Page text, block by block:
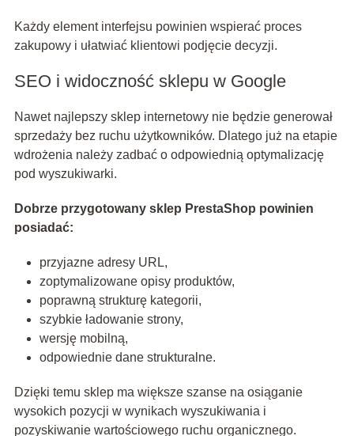
Każdy element interfejsu powinien wspierać proces
zakupowy i ułatwiać klientowi podjęcie decyzji.
SEO i widoczność sklepu w Google
Nawet najlepszy sklep internetowy nie będzie generował
sprzedaży bez ruchu użytkowników. Dlatego już na etapie
wdrożenia należy zadbać o odpowiednią optymalizację
pod wyszukiwarki.
Dobrze przygotowany sklep PrestaShop powinien
posiadać:
przyjazne adresy URL,
zoptymalizowane opisy produktów,
poprawną strukturę kategorii,
szybkie ładowanie strony,
wersję mobilną,
odpowiednie dane strukturalne.
Dzięki temu sklep ma większe szanse na osiąganie
wysokich pozycji w wynikach wyszukiwania i
pozyskiwanie wartościowego ruchu organicznego.